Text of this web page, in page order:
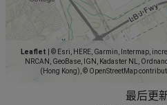
Leaflet
© Esri, HERE, Garmin, Intermap,
NRCAN, GeoBase, IGN, Kadaster NL,
(Hong Kong), © OpenStreetMap
最后更